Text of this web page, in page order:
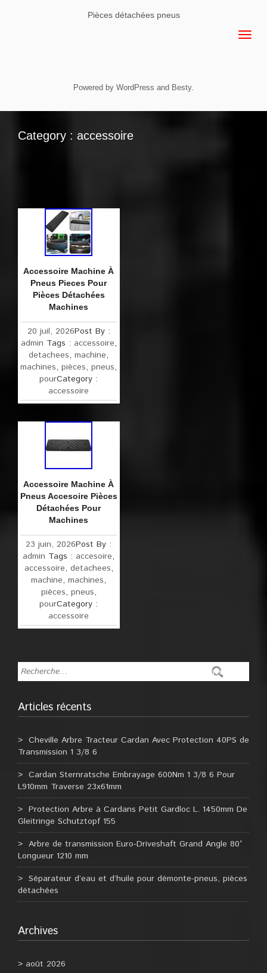
Pièces détachées pneus
Powered by WordPress and Besty.
Category : accessoire
Accessoire Machine À
Pneus Pieces Pour
Pièces Détachées
Machines
20 juil, 2026Post By :
admin Tags : accessoire,
detachees,machine,
machines,pièces,pneus,
pourCategory :
accessoire
Accessoire Machine À
Pneus Accesoire Pièces
Détachées Pour
Machines
23 juin, 2026Post By :
admin Tags : accesoire,
accessoire, detachees,
machine,machines,
pièces, pneus,
pourCategory :
accessoire
Articles récents
Cheville Arbre Tracteur Cardan Avec Protection 40PS de
Transmission 1 3/8 6
Cardan Sternratsche Embrayage 600Nm 1 3/8 6 Pour
L910mm Traverse 23x61mm
Protection Arbre à Cardans Petit Gardloc L. 1450mm De
Gleitringe Schutztopf 155
Arbre de transmission Euro-Driveshaft Grand Angle 80°
Longueur 1210 mm
Séparateur d’eau et d’huile pour démonte-pneus, pièces
détachées
Archives
août 2026